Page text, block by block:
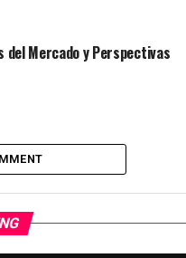
del Mercado y Perspectivas